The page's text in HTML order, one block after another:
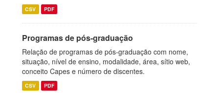
CSV PDF
Programas de pós-graduação
Relação de programas de pós-graduação com nome,
situação, nível de ensino, modalidade, área, sítio web,
conceito Capes e número de discentes.
CSV PDF